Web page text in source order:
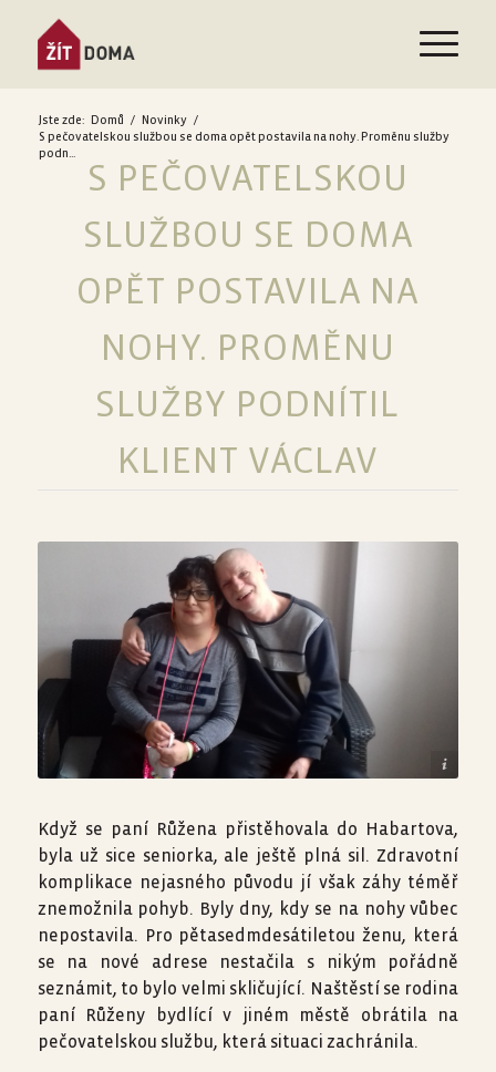
Jste zde: Domů / Novinky /
S pečovatelskou službou se doma opět postavila na nohy. Proměnu služby
podn...
S PEČOVATELSKOU
SLUŽBOU SE DOMA
OPĚT POSTAVILA NA
NOHY. PROMĚNU
SLUŽBY PODNÍTIL
KLIENT VÁCLAV
služby Habartov Anna s přítelem, zdroj foto: PS Habartov
Když se paní Růžena přistěhovala do Habartova,
byla už sice seniorka, ale ještě plná sil. Zdravotní
komplikace nejasného původu jí však záhy téměř
znemožnila pohyb. Byly dny, kdy se na nohy vůbec
nepostavila. Pro pětasedmdesátiletou ženu, která
se na nové adrese nestačila s nikým pořádně
seznámit, to bylo velmi skličující. Naštěstí se rodina
paní Růženy bydlící v jiném městě obrátila na
pečovatelskou službu, která situaci zachránila.